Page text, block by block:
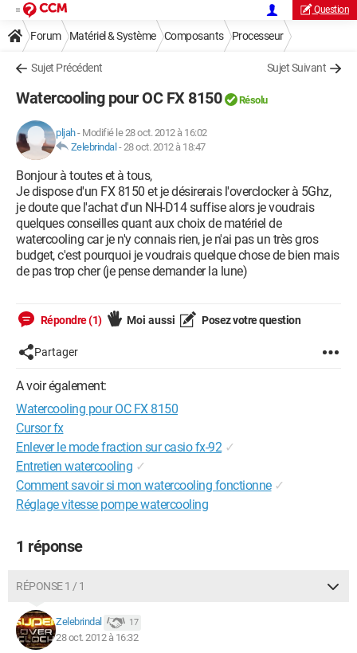
Question
Forum Matériel & Système Composants Processeur
Sujet Précédent Sujet Suivant
Watercooling pour OC FX 8150 Résolu
pljah- Modifié le 28 oct. 2012 à 16:02
Zelebrindal -28 oct. 2012 à 18:47
Bonjour à toutes et à tous,
Je dispose d'un FX 8150 et je désirerais l'overclocker à 5Ghz,
je doute que l'achat d'un NH-D14 suffise alors je voudrais
quelques conseilles quant aux choix de matériel de
watercooling car je n'y connais rien, je n'ai pas un très gros
budget, c'est pourquoi je voudrais quelque chose de bien mais
de pas trop cher (je pense demander la lune)
Répondre (1) Moi aussi Posez votre question
Partager
A voir également:
Watercooling pour OC FX 8150
Cursor fx
Enlever le mode fraction sur casio fx-92 ✓
Entretien watercooling ✓
Comment savoir si mon watercooling fonctionne ✓
Réglage vitesse pompe watercooling
1 réponse
RÉPONSE 1 / 1
Zelebrindal 17
28 oct. 2012 à 16:32